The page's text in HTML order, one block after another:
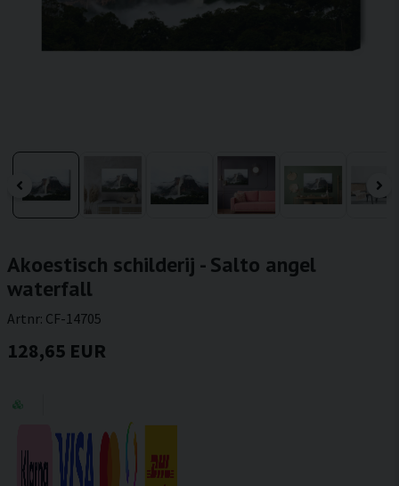
Akoestisch schilderij - Salto angel
waterfall
Artnr: CF-14705
128,65 EUR